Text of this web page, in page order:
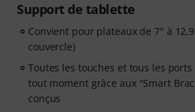
Support de tablette
Convient pour plateaux de 7" à
couvercle)
Toutes les touches et tous les ports
tout moment grâce aux "Smart
conçus